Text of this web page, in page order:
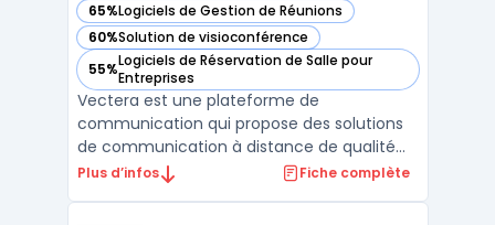
65%Logiciels de Gestion de Réunions
— voir Vectera dans cette catégorie
60%Solution de visioconférence
— voir Vectera dans cette catégorie
55%Logiciels de Réservation de Salle pour
Entreprises
— voir Vectera dans cette catégorie
Vectera est une plateforme de
communication qui propose des solutions
de communication à distance de qualité
professionnelle. Elle permet de tenir des
Plus d’infos Fiche complète